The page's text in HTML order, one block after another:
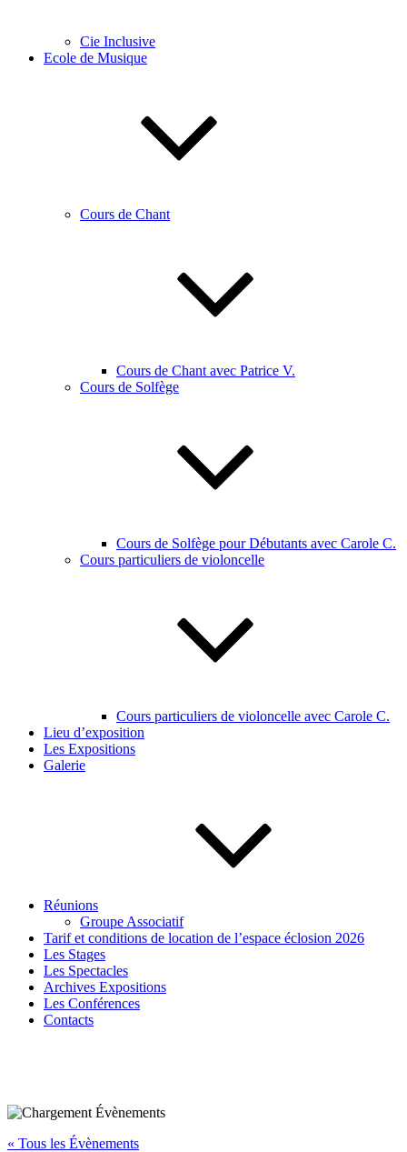
Cie Inclusive
Ecole de Musique
Cours de Chant
Cours de Chant avec Patrice V.
Cours de Solfège
Cours de Solfège pour Débutants avec Carole C.
Cours particuliers de violoncelle
Cours particuliers de violoncelle avec Carole C.
Lieu d’exposition
Les Expositions
Galerie
Réunions
Groupe Associatif
Tarif et conditions de location de l’espace éclosion 2026
Les Stages
Les Spectacles
Archives Expositions
Les Conférences
Contacts
« Tous les Évènements